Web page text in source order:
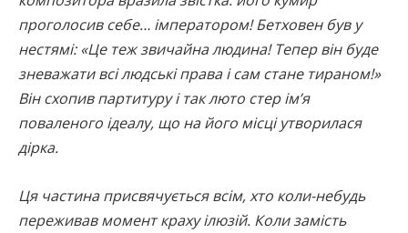
проголосив себе… імператором! Бетховен був у
нестямі: «Це теж звичайна людина! Тепер він буде
зневажати всі людські права і сам стане тираном!»
Він схопив партитуру і так люто стер ім’я
поваленого ідеалу, що на його місці утворилася
дірка.
Ця частина присвячується всім, хто коли-небудь
переживав момент краху ілюзій. Коли замість